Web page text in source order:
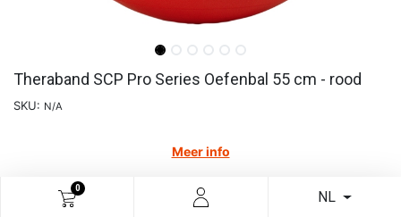
0
NL
Theraband SCP Pro Series Oefenbal 55 cm - rood
SKU: N/A
Meer info